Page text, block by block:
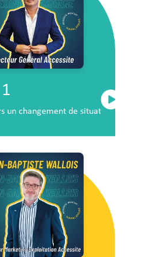
un changement de situation